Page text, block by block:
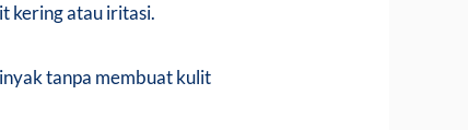
kering atau iritasi.
tanpa membuat kulit